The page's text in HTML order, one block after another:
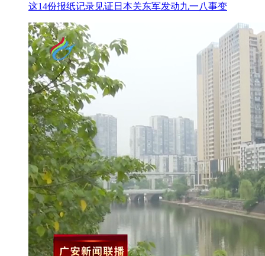
这14份报纸记录见证日本关东军发动九一八事变